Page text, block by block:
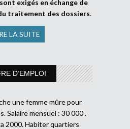
exigés en échange de
traitement des dossiers.
LA SUITE
D’EMPLOI
une femme mûre pour
Salaire mensuel : 30 000 .
2000. Habiter quartiers